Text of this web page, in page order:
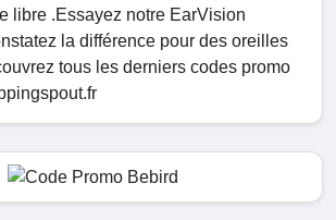
libre .Essayez notre EarVision
la différence pour des oreilles
tous les derniers codes promo